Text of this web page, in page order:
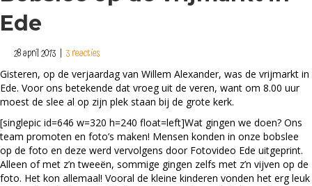
Ede
28 april 2013 | 3 reacties
Gisteren, op de verjaardag van Willem Alexander, was de vrijmarkt in
Ede. Voor ons betekende dat vroeg uit de veren, want om 8.00 uur
moest de slee al op zijn plek staan bij de grote kerk.
[singlepic id=646 w=320 h=240 float=left]Wat gingen we doen? Ons
team promoten en foto’s maken! Mensen konden in onze bobslee
op de foto en deze werd vervolgens door Fotovideo Ede uitgeprint.
Alleen of met z’n tweeën, sommige gingen zelfs met z’n vijven op de
foto. Het kon allemaal! Vooral de kleine kinderen vonden het erg leuk